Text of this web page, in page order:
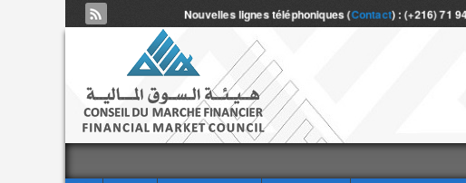
Nouvelles lignes téléphoniques (Contact) : (+216) 71